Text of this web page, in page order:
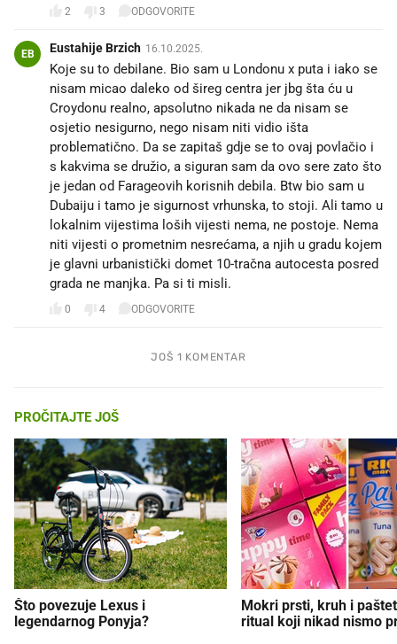
2 3 ODGOVORITE
EB Eustahije Brzich 16.10.2025.
Koje su to debilane. Bio sam u Londonu x puta i iako se
nisam micao daleko od šireg centra jer jbg šta ću u
Croydonu realno, apsolutno nikada ne da nisam se
osjetio nesigurno, nego nisam niti vidio išta
problematično. Da se zapitaš gdje se to ovaj povlačio i
s kakvima se družio, a siguran sam da ovo sere zato što
je jedan od Farageovih korisnih debila. Btw bio sam u
Dubaiju i tamo je sigurnost vrhunska, to stoji. Ali tamo u
lokalnim vijestima loših vijesti nema, ne postoje. Nema
niti vijesti o prometnim nesrećama, a njih u gradu kojem
je glavni urbanistički domet 10-tračna autocesta posred
grada ne manjka. Pa si ti misli.
0 4 ODGOVORITE
JOŠ 1 KOMENTAR
PROČITAJTE JOŠ
Što povezuje Lexus i
legendarnog Ponyja?
Mokri prsti, kruh i
ritual koji nikad nismo